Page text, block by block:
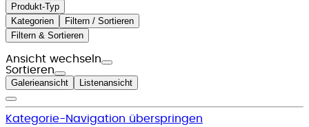
Produkt-Typ
Kategorien
Filtern / Sortieren
Filtern & Sortieren
Ansicht wechseln
Sortieren
Galerieansicht Listenansicht
Kategorie-Navigation überspringen